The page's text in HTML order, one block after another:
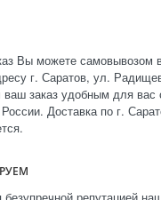
Вы можете самовывозом
г. Саратов, ул.
заказ удобным для вас
Доставка по г.
репутацией